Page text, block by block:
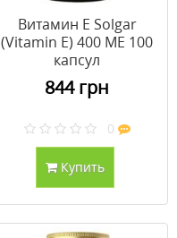
Витамин E Solgar
(Vitamin E) 400 ME 100
капсул
844 грн
0
Купить